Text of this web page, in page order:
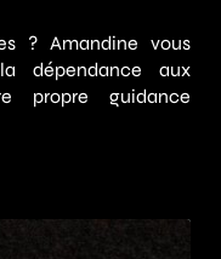
? Amandine vous
dépendance aux
propre guidance